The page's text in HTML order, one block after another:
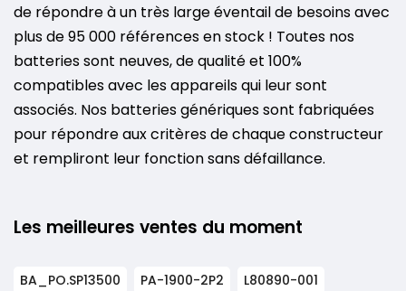
de répondre à un très large éventail de besoins avec
plus de 95 000 références en stock ! Toutes nos
batteries sont neuves, de qualité et 100%
compatibles avec les appareils qui leur sont
associés. Nos batteries génériques sont fabriquées
pour répondre aux critères de chaque constructeur
et rempliront leur fonction sans défaillance.
Les meilleures ventes du moment
BA_PO.SP13500 PA-1900-2P2
L80890-001